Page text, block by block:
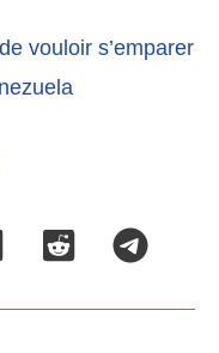
vouloir s’emparer